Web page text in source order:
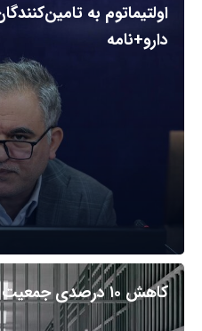
اولتیماتوم به
دارو+نامه
کاهش ۱۰ درصدی جمعیت کیفری زندان‌های بوشهر